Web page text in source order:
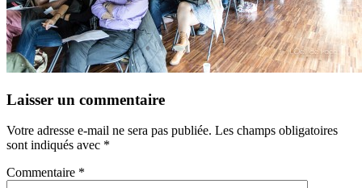
Laisser un commentaire
Votre adresse e-mail ne sera pas publiée. Les champs obligatoires
sont indiqués avec *
Commentaire *